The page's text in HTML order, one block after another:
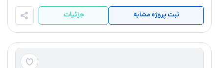
ثبت پروژه مشابه جزئیات